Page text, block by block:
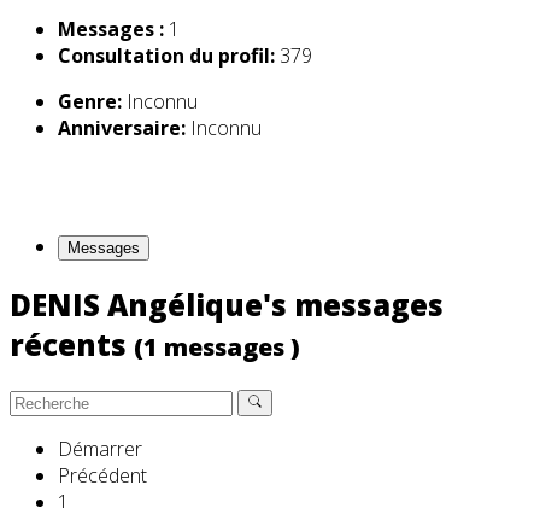
Messages : 1
Consultation du profil: 379
Genre: Inconnu
Anniversaire: Inconnu
Messages
DENIS Angélique's messages
récents (1 messages )
Démarrer
Précédent
1